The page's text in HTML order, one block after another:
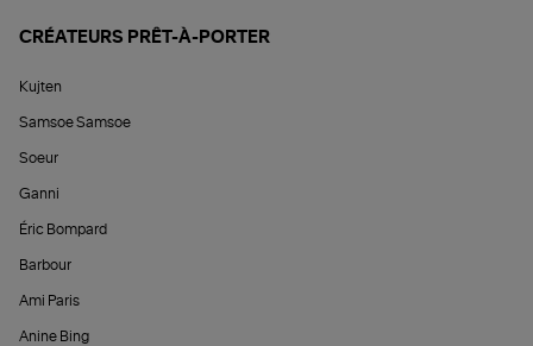
CRÉATEURS PRÊT-À-PORTER
Kujten
Samsoe Samsoe
Soeur
Ganni
Éric Bompard
Barbour
Ami Paris
Anine Bing